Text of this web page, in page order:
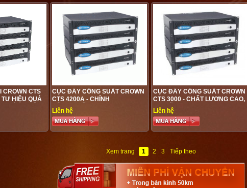
CROWN CTS
HIỆU QUẢ
SÂN KHẤU
CỤC ĐẨY CÔNG SUẤT CROWN
CTS 4200A - CHÍNH
HÃNG,CHẤT LƯƠNG CAO,
Liên hệ
CỤC ĐẨY CÔNG SUẤT CROWN
CTS 3000 - CHẤT LƯƠNG CAO,
ƯU ĐÃI
Liên hệ
Xem trang 1 2 3 Tiếp theo